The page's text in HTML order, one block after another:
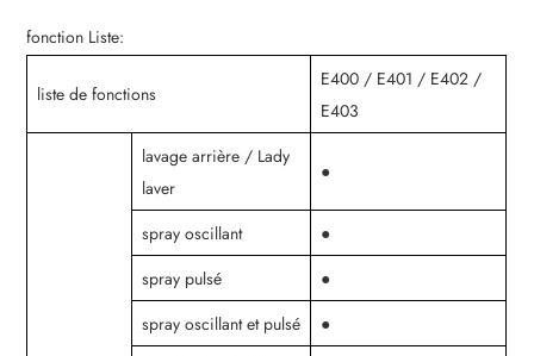
fonction Liste:
liste de fonctions
E400 / E401 / E402 /
E403
lavage arrière / Lady
laver
●
spray oscillant
●
spray pulsé
●
spray oscillant et pulsé
●